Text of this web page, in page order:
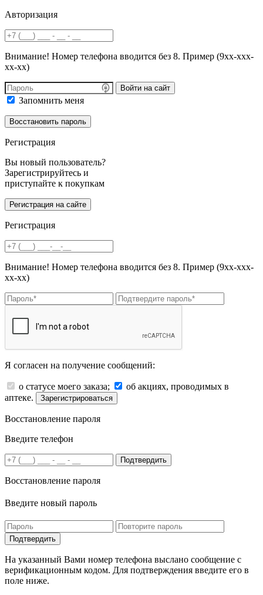
Авторизация
Внимание! Номер телефона вводится без 8. Пример (9хх-ххх-
хх-хх)
Войти на сайт
Запомнить меня
Регистрация
Вы новый пользователь?
Зарегистрируйтесь и
приступайте к покупкам
Регистрация
Внимание! Номер телефона вводится без 8. Пример (9хх-ххх-
хх-хх)
Я согласен на получение сообщений:
о статусе моего заказа;
об акциях, проводимых в
аптеке.
Зарегистрироваться
Восстановление пароля
Введите телефон
Подтвердить
Восстановление пароля
Введите новый пароль
На указанный Вами номер телефона выслано сообщение с
верификационным кодом. Для подтверждения введите его в
поле ниже.